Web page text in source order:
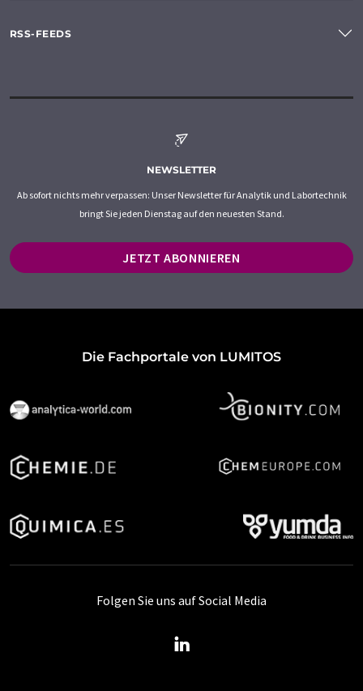
RSS-FEEDS
NEWSLETTER
Ab sofort nichts mehr verpassen: Unser Newsletter für Analytik und Labortechnik
bringt Sie jeden Dienstag auf den neuesten Stand.
JETZT ABONNIEREN
Die Fachportale von LUMITOS
Folgen Sie uns auf Social Media